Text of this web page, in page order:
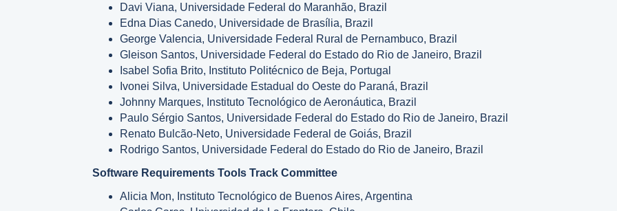
Davi Viana, Universidade Federal do Maranhão, Brazil
Edna Dias Canedo, Universidade de Brasília, Brazil
George Valencia, Universidade Federal Rural de Pernambuco, Brazil
Gleison Santos, Universidade Federal do Estado do Rio de Janeiro, Brazil
Isabel Sofia Brito, Instituto Politécnico de Beja, Portugal
Ivonei Silva, Universidade Estadual do Oeste do Paraná, Brazil
Johnny Marques, Instituto Tecnológico de Aeronáutica, Brazil
Paulo Sérgio Santos, Universidade Federal do Estado do Rio de Janeiro, Brazil
Renato Bulcão-Neto, Universidade Federal de Goiás, Brazil
Rodrigo Santos, Universidade Federal do Estado do Rio de Janeiro, Brazil
Software Requirements Tools Track Committee
Alicia Mon, Instituto Tecnológico de Buenos Aires, Argentina